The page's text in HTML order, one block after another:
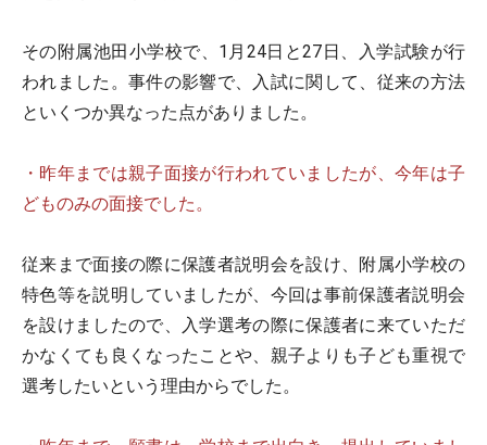
その附属池田小学校で、1月24日と27日、入学試験が行
われました。事件の影響で、入試に関して、従来の方法
といくつか異なった点がありました。
・昨年までは親子面接が行われていましたが、今年は子
どものみの面接でした。
従来まで面接の際に保護者説明会を設け、附属小学校の
特色等を説明していましたが、今回は事前保護者説明会
を設けましたので、入学選考の際に保護者に来ていただ
かなくても良くなったことや、親子よりも子ども重視で
選考したいという理由からでした。